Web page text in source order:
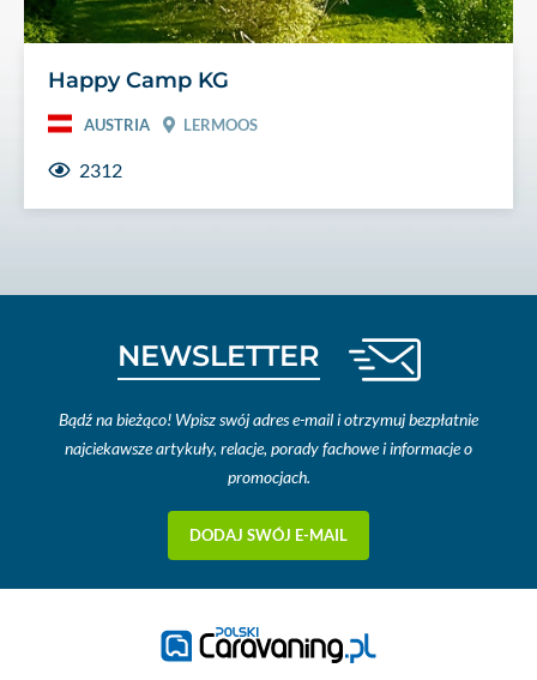
Happy Camp KG
AUSTRIA LERMOOS
2312
NEWSLETTER
Bądź na bieżąco! Wpisz swój adres e-mail i otrzymuj bezpłatnie
najciekawsze artykuły, relacje, porady fachowe i informacje o
promocjach.
DODAJ SWÓJ E-MAIL